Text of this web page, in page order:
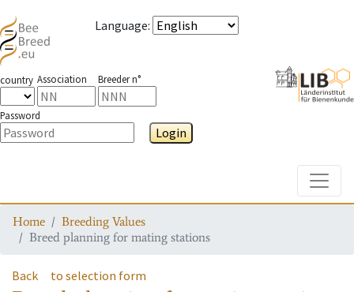
Language:
country Association Breeder n°
Password
Login
Home
Breeding Values
Breed planning for mating stations
Back to selection form